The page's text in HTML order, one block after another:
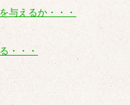
与えるか・・・
・・・